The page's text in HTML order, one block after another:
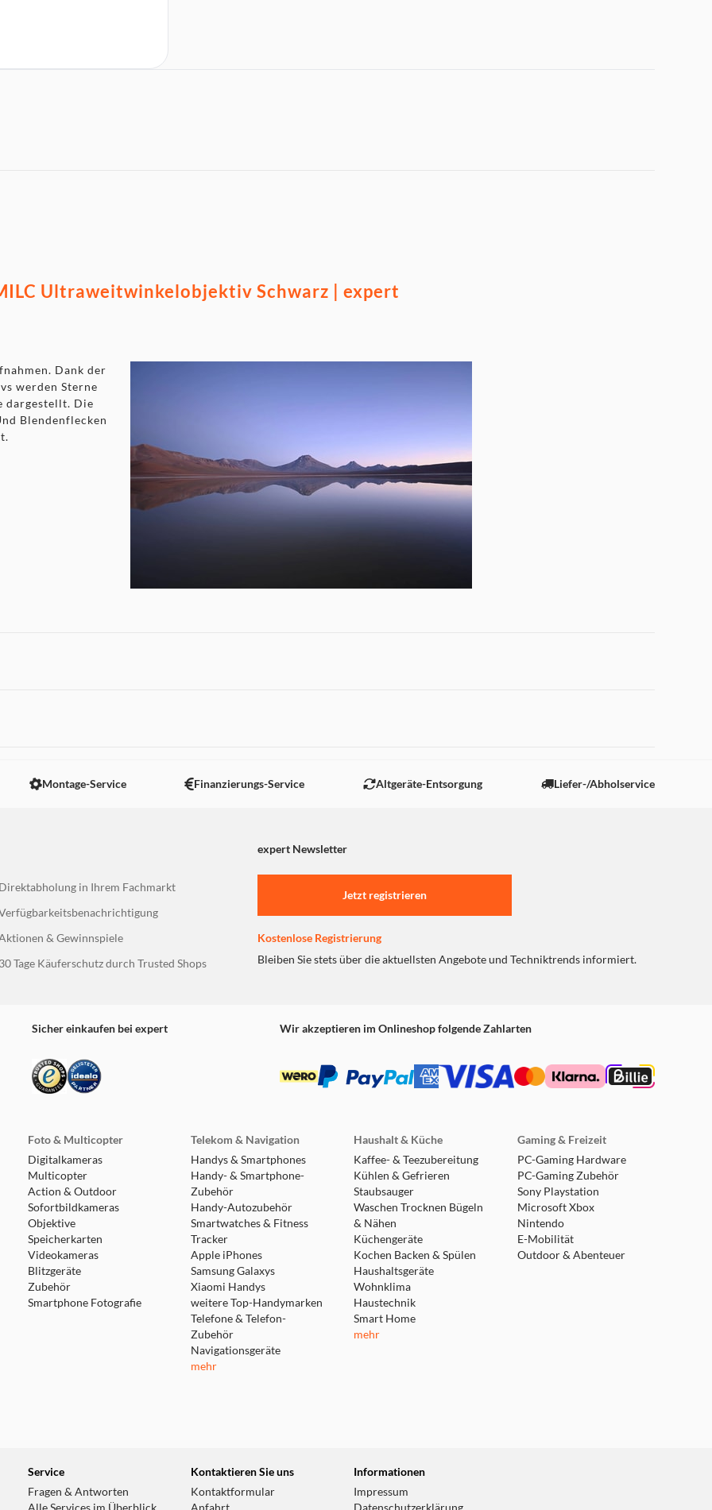
Ultraweitwinkelobjektiv Schwarz | expert
Dank der
werden Sterne
dargestellt. Die
Blendenflecken
abgestuft bis in die Bildecken.
ist sie
0,2 m haben Sie
bis
Montage-Service Finanzierungs-Service Altgeräte-Entsorgung Liefer-/Abholservice
expert Newsletter
Direktabholung in Ihrem Fachmarkt
& Gewinnspiele
30 Tage Käuferschutz durch Trusted Shops
Jetzt registrieren
Kostenlose Registrierung
Bleiben Sie stets über die aktuellsten Angebote und Techniktrends informiert.
Sicher einkaufen bei expert Wir akzeptieren im Onlineshop folgende Zahlarten
Foto & Multicopter
Digitalkameras
Multicopter
Action & Outdoor
Sofortbildkameras
Objektive
Speicherkarten
Videokameras
Blitzgeräte
Zubehör
Smartphone Fotografie
Telekom & Navigation
Handys & Smartphones
Handy- & Smartphone-
Zubehör
Handy-Autozubehör
Smartwatches & Fitness
Tracker
Apple iPhones
Samsung Galaxys
Xiaomi Handys
weitere Top-Handymarken
Telefone & Telefon-
Zubehör
Navigationsgeräte
mehr
Haushalt & Küche
Kaffee- & Teezubereitung
Kühlen & Gefrieren
Staubsauger
Waschen Trocknen Bügeln
& Nähen
Küchengeräte
Kochen Backen & Spülen
Haushaltsgeräte
Wohnklima
Haustechnik
Smart Home
mehr
Gaming & Freizeit
PC-Gaming Hardware
PC-Gaming Zubehör
Sony Playstation
Microsoft Xbox
Nintendo
E-Mobilität
Outdoor & Abenteuer
Service
Fragen & Antworten
Kontaktieren Sie uns
Kontaktformular
Informationen
Impressum